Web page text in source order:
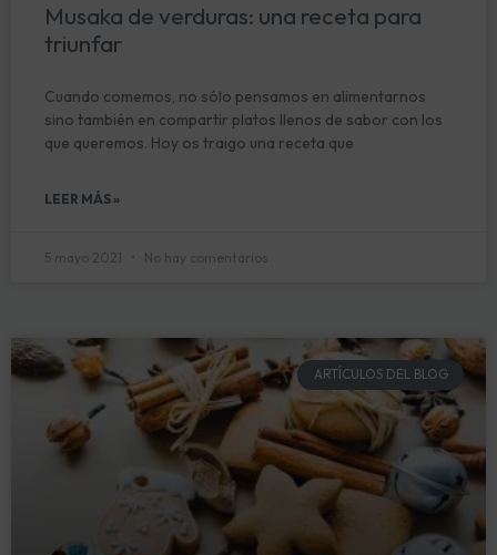
Musaka de verduras: una receta para
triunfar
Cuando comemos, no sólo pensamos en alimentarnos
sino también en compartir platos llenos de sabor con los
que queremos. Hoy os traigo una receta que
LEER MÁS »
5 mayo 2021 No hay comentarios
ARTÍCULOS DEL BLOG